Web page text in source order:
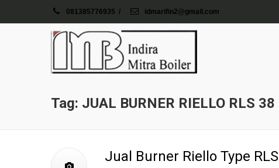
081385776935 / idmarifin2@gmail.com
Tag: JUAL BURNER RIELLO RLS 38
Jual Burner Riello Type RLS